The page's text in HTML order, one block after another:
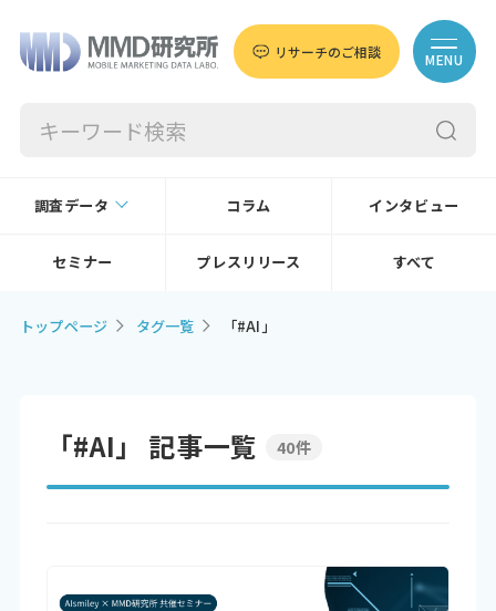
リサーチのご相談 MENU
調査データ コラム インタビュー
セミナー プレスリリース すべて
トップページ タグ一覧 「#AI」
「#AI」 記事一覧 40件